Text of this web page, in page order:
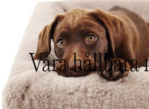
Våra hållbara